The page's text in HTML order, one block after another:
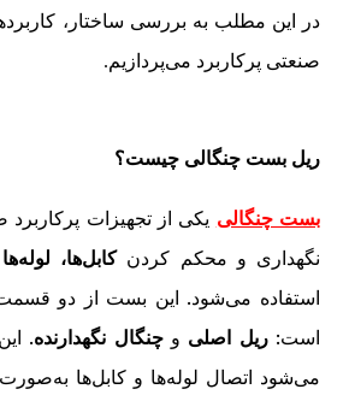
در این مطلب به بررسی ساختار،
صنعتی پرکاربرد می‌پردازیم.
ریل بست چنگالی چیست؟
بست چنگالی یکی از تجهیزات
نگهداری و محکم کردنکابل‌ها،
استفاده می‌شود. این بست از دو
است:ریل اصلی وچنگال نگهدارنده.
می‌شود اتصال لوله‌ها و کابل‌ها